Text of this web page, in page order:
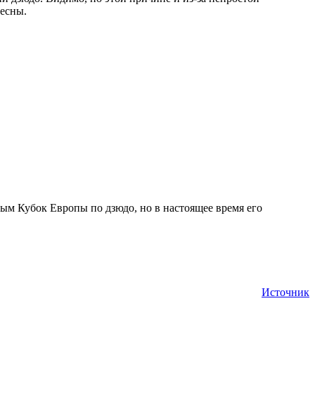
Кубок Европы по дзюдо, но в настоящее время его
Источник